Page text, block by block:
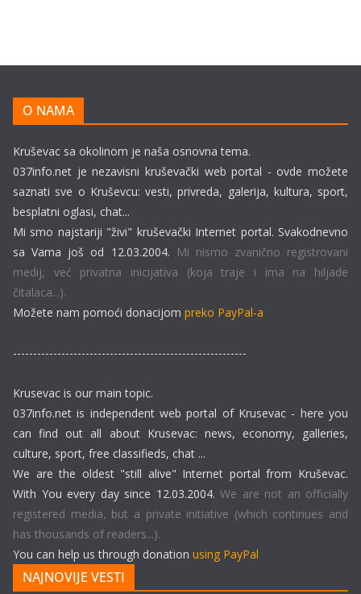
O NAMA
Kruševac sa okolinom je naša osnovna tema.
037info.net je nezavisni kruševački web portal - ovde možete
saznati sve o Kruševcu: vesti, privreda, galerija, kultura, sport,
besplatni oglasi, chat...
Mi smo najstariji "živi" kruševački Internet portal. Svakodnevno
sa Vama još od 12.03.2004. Mi nismo zvanično registrovani
medij, već privatna inicijativa (koja traje i ima na hiljade
čitalaca...).
Možete nam pomoći donacijom preko PayPal-a
----------------------------------------------------------
Krusevac is our main topic.
037info.net is independent web portal of Krusevac - here you
can find out all about Krusevac: news, economy, galleries,
culture, sport, free classifieds, chat ...
We are the oldest "still alive" Internet portal from Kruševac.
With You every day since 12.03.2004. We are not an officially
registered media, but a private initiative (which continues and
has thousands of readers...).
You can help us through donation using PayPal
NAJNOVIJE VESTI